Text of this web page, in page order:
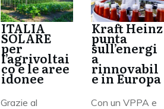
ITALIA
SOLARE
per
l’agrivoltai
co e le aree
idonee
Grazie al
Kraft Heinz
punta
sull’energi
a
rinnovabil
e in Europa
Con un VPPA e